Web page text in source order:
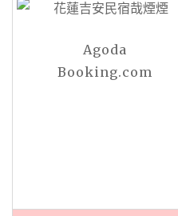
Agoda
Booking.com